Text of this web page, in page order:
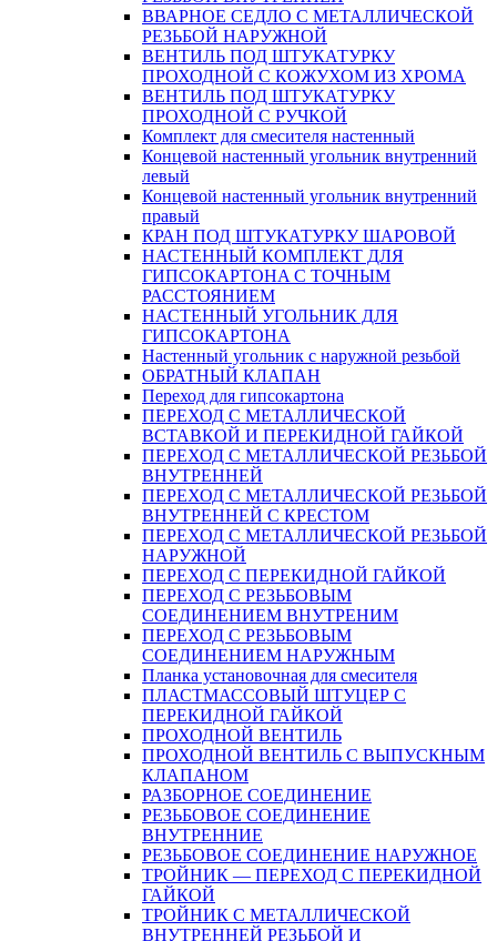
ВВАРНОЕ СЕДЛО С МЕТАЛЛИЧЕСКОЙ
РЕЗЬБОЙ НАРУЖНОЙ
ВЕНТИЛЬ ПОД ШТУКАТУРКУ
ПРОХОДНОЙ С КОЖУХОМ ИЗ ХРОМА
ВЕНТИЛЬ ПОД ШТУКАТУРКУ
ПРОХОДНОЙ С РУЧКОЙ
Комплект для смесителя настенный
Концевой настенный угольник внутренний
левый
Концевой настенный угольник внутренний
правый
КРАН ПОД ШТУКАТУРКУ ШАРОВОЙ
НАСТЕННЫЙ КОМПЛЕКТ ДЛЯ
ГИПСОКАРТОНA С ТОЧНЫМ
РАССТОЯНИЕМ
НАСТЕННЫЙ УГОЛЬНИК ДЛЯ
ГИПСОКАРТОНА
Настенный угольник с наружной резьбой
ОБРАТНЫЙ КЛАПАН
Переход для гипсокартона
ПЕРЕХОД С МЕТАЛЛИЧЕСКОЙ
ВСТАВКОЙ И ПЕРЕКИДНОЙ ГАЙКОЙ
ПЕРЕХОД С МЕТАЛЛИЧЕСКОЙ РЕЗЬБОЙ
ВНУТРЕННЕЙ
ПЕРЕХОД С МЕТАЛЛИЧЕСКОЙ РЕЗЬБОЙ
ВНУТРЕННЕЙ С КРЕСТОМ
ПЕРЕХОД С МЕТАЛЛИЧЕСКОЙ РЕЗЬБОЙ
НАРУЖНОЙ
ПЕРЕХОД С ПЕРЕКИДНОЙ ГАЙКОЙ
ПЕРЕХОД С РЕЗЬБОВЫМ
СОЕДИНЕНИЕМ ВНУТРЕНИМ
ПЕРЕХОД С РЕЗЬБОВЫМ
СОЕДИНЕНИЕМ НАРУЖНЫМ
Планка установочная для смесителя
ПЛАСТМАССОВЫЙ ШТУЦЕР С
ПЕРЕКИДНОЙ ГАЙКОЙ
ПРОХОДНОЙ ВЕНТИЛЬ
ПРОХОДНОЙ ВЕНТИЛЬ С ВЫПУСКНЫМ
КЛАПАНОМ
РАЗБОРНОЕ СОЕДИНЕНИЕ
РЕЗЬБОВОЕ СОЕДИНЕНИЕ
ВНУТРЕННИЕ
РЕЗЬБОВОЕ СОЕДИНЕНИЕ НАРУЖНОЕ
ТРОЙНИК — ПЕРЕХОД С ПЕРЕКИДНОЙ
ГАЙКОЙ
ТРОЙНИК С МЕТАЛЛИЧЕСКОЙ
ВНУТРЕННЕЙ РЕЗЬБОЙ И